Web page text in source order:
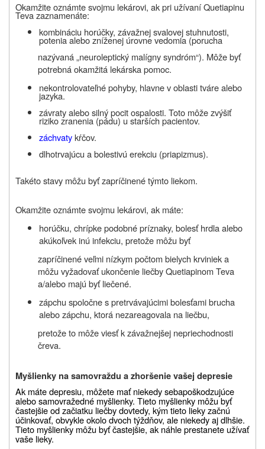
Okamžite oznámte svojmu lekárovi, ak pri užívaní Quetiapinu
Teva zaznamenáte:
kombináciu horúčky, závažnej svalovej stuhnutosti,
potenia alebo zníženej úrovne vedomia (porucha
nazývaná „neuroleptický malígny syndróm“). Môže byť
potrebná okamžitá lekárska pomoc.
nekontrolovateľné pohyby, hlavne v oblasti tváre alebo
jazyka.
závraty alebo silný pocit ospalosti. Toto môže zvýšiť
riziko zranenia (pádu) u starších pacientov.
záchvatykŕčov.
dlhotrvajúcu a bolestivú erekciu (priapizmus).
Takéto stavy môžu byť zapríčinené týmto liekom.
Okamžite oznámte svojmu lekárovi, ak máte:
horúčku, chrípke podobné príznaky, bolesť hrdla alebo
akúkoľvek inú infekciu, pretože môžu byť
zapríčinené veľmi nízkym počtom bielych krviniek a
môžu vyžadovať ukončenie liečby Quetiapinom Teva
a/alebo majú byť liečené.
zápchu spoločne s pretrvávajúcimi bolesťami brucha
alebo zápchu, ktorá nezareagovala na liečbu,
pretože to môže viesť k závažnejšej nepriechodnosti
čreva.
Myšlienky na samovraždu a zhoršenie vašej depresie
Ak máte depresiu, môžete mať niekedy sebapoškodzujúce
alebo samovražedné myšlienky. Tieto myšlienky môžu byť
častejšie od začiatku liečby dovtedy, kým tieto lieky začnú
účinkovať, obvykle okolo dvoch týždňov, ale niekedy aj dlhšie.
Tieto myšlienky môžu byť častejšie, ak náhle prestanete užívať
vaše lieky.